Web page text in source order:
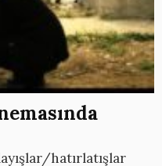
hatırlatışlar